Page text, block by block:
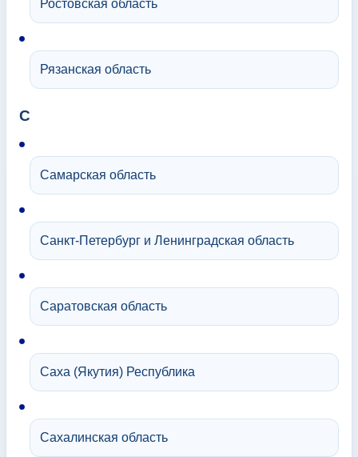
Ростовская область
Рязанская область
С
Самарская область
Санкт-Петербург и Ленинградская область
Саратовская область
Саха (Якутия) Республика
Сахалинская область